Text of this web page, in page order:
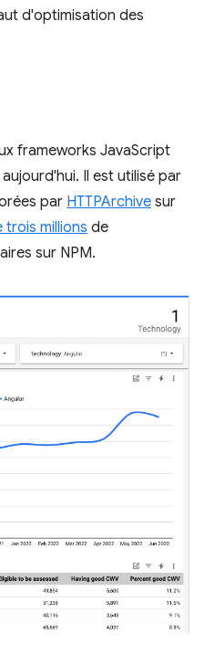
d'optimisation des
frameworks JavaScript
Il est utilisé par
par HTTPArchive sur
trois millions de
sur NPM.